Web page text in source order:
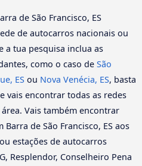
de São Francisco, ES
de autocarros nacionais ou
a tua pesquisa inclua as
como o caso de São
ES ou Nova Venécia, ES, basta
vais encontrar todas as redes
Vais também encontrar
de São Francisco, ES aos
estações de autocarros
Resplendor, Conselheiro Pena